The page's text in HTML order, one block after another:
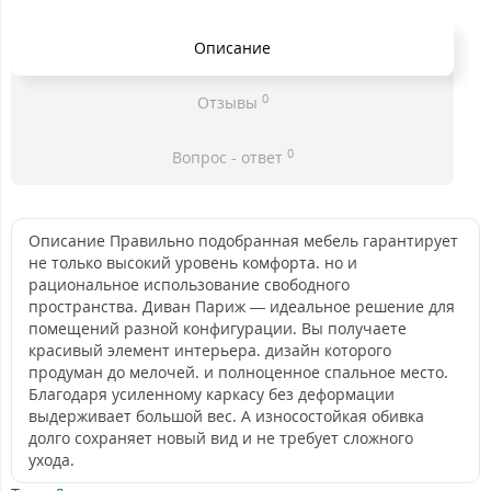
Описание
Отзывы 0
Вопрос - ответ 0
Описание Правильно подобранная мебель гарантирует
не только высокий уровень комфорта. но и
рациональное использование свободного
пространства. Диван Париж — идеальное решение для
помещений разной конфигурации. Вы получаете
красивый элемент интерьера. дизайн которого
продуман до мелочей. и полноценное спальное место.
Благодаря усиленному каркасу без деформации
выдерживает большой вес. А износостойкая обивка
долго сохраняет новый вид и не требует сложного
ухода.